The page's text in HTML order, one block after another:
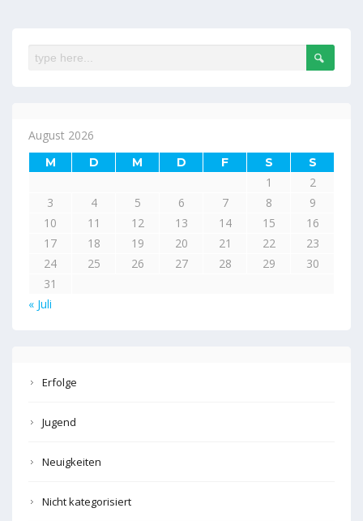
August 2026
M D M D F S S
1
2
3
4 5 6 7 8
9
10
11 12 13 14 15
16
17
18 19 20 21 22
23
24
25 26 27 28 29
30
31
« Juli
Erfolge
Jugend
Neuigkeiten
Nicht kategorisiert